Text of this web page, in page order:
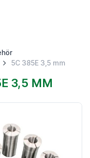
5C 385E 3,5 mm
3,5 MM